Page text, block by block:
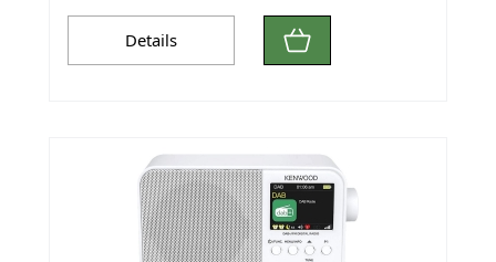
Details